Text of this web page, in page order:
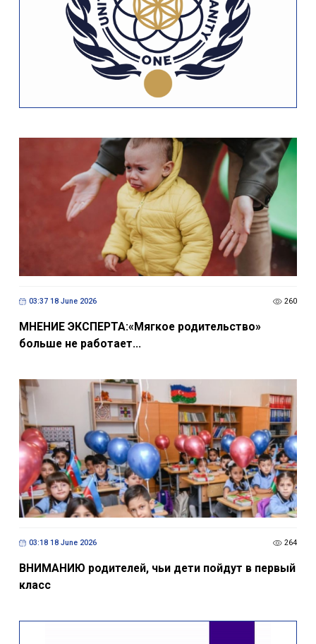
03:37 18 June 2026 260
МНЕНИЕ ЭКСПЕРТА:«Мягкое родительство»
больше не работает...
03:18 18 June 2026 264
ВНИМАНИЮ родителей, чьи дети пойдут в первый
класс